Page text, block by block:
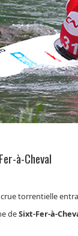
à-Cheval
crue torrentielle
deSixt-Fer-à-